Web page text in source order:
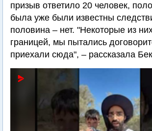
призыв ответило 20 человек,
была уже были известны
половина – нет. "Некоторые из
границей, мы пытались
приехали сюда", – рассказала